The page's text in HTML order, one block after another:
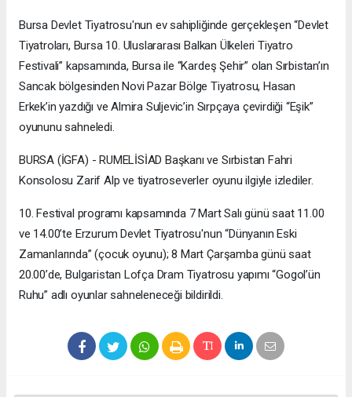
Bursa Devlet Tiyatrosu'nun ev sahipliğinde gerçekleşen “Devlet
Tiyatroları, Bursa 10. Uluslararası Balkan Ülkeleri Tiyatro
Festivali” kapsamında, Bursa ile “Kardeş Şehir” olan Sırbistan’ın
Sancak bölgesinden Novi Pazar Bölge Tiyatrosu, Hasan
Erkek’in yazdığı ve Almira Suljevic’in Sırpçaya çevirdiği “Eşik”
oyununu sahneledi.
BURSA (İGFA) - RUMELİSİAD Başkanı ve Sırbistan Fahri
Konsolosu Zarif Alp ve tiyatroseverler oyunu ilgiyle izlediler.
10. Festival programı kapsamında 7 Mart Salı günü saat 11.00
ve 14.00’te Erzurum Devlet Tiyatrosu'nun “Dünyanın Eski
Zamanlarında” (çocuk oyunu); 8 Mart Çarşamba günü saat
20.00’de, Bulgaristan Lofça Dram Tiyatrosu yapımı “Gogol’ün
Ruhu” adlı oyunlar sahneleneceği bildirildi.